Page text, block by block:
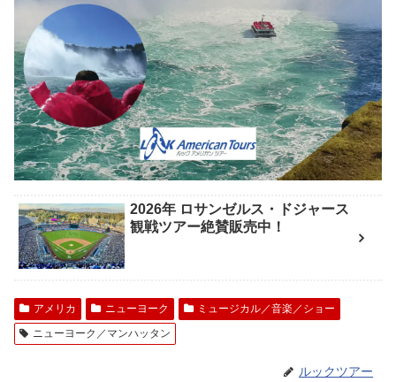
2026年 ロサンゼルス・ドジャース
観戦ツアー絶賛販売中！
アメリカ ニューヨーク
ミュージカル／音楽／ショー
ニューヨーク／マンハッタン
ルックツアー